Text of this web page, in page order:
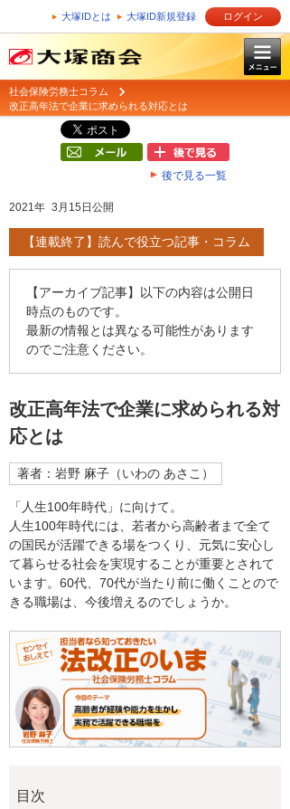
大塚IDとは 大塚ID新規登録 ログイン
社会保険労務士コラム
改正高年法で企業に求められる対応とは
後で見る一覧
2021年 3月15日公開
【連載終了】読んで役立つ記事・コラム
【アーカイブ記事】以下の内容は公開日
時点のものです。
最新の情報とは異なる可能性があります
のでご注意ください。
改正高年法で企業に求められる対
応とは
著者：岩野 麻子（いわの あさこ）
「人生100年時代」に向けて。
人生100年時代には、若者から高齢者まで全て
の国民が活躍できる場をつくり、元気に安心し
て暮らせる社会を実現することが重要とされて
います。60代、70代が当たり前に働くことので
きる職場は、今後増えるのでしょうか。
目次